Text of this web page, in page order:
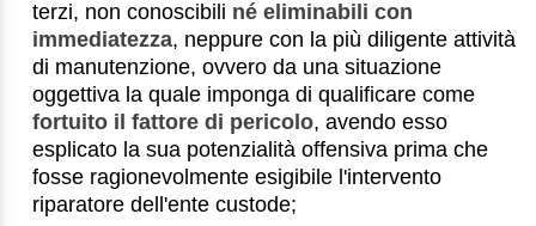
terzi, non conoscibili né eliminabili con
immediatezza, neppure con la più diligente attività
di manutenzione, ovvero da una situazione
oggettiva la quale imponga di qualificare come
fortuito il fattore di pericolo, avendo esso
esplicato la sua potenzialità offensiva prima che
fosse ragionevolmente esigibile l'intervento
riparatore dell'ente custode;